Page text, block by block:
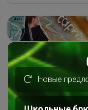
Главная
Совместные
ДЕТСКИЕ СП
Новые